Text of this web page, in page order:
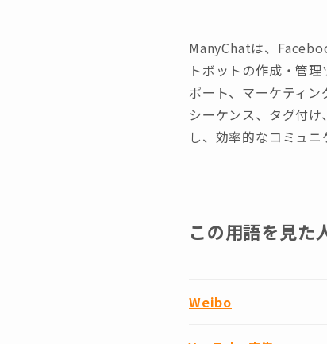
ManyChatは、
トボットの作成・管
ポート、マーケティン
シーケンス、タグ付
し、効率的なコミュニ
この用語を見た
Weibo